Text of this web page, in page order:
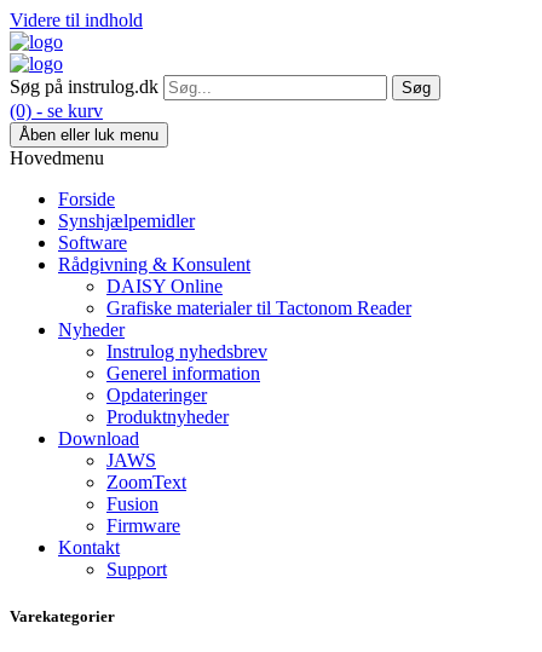
Videre til indhold
Søg på instrulog.dk
(0) - se kurv
Åben eller luk menu
Hovedmenu
Forside
Synshjælpemidler
Software
Rådgivning & Konsulent
DAISY Online
Grafiske materialer til Tactonom Reader
Nyheder
Instrulog nyhedsbrev
Generel information
Opdateringer
Produktnyheder
Download
JAWS
ZoomText
Fusion
Firmware
Kontakt
Support
Varekategorier